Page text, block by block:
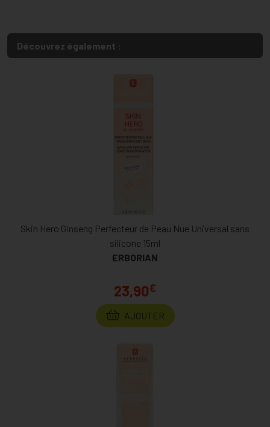
Découvrez également :
Skin Hero Ginseng Perfecteur de Peau Nue Universal sans
silicone 15ml
ERBORIAN
23,90€
AJOUTER